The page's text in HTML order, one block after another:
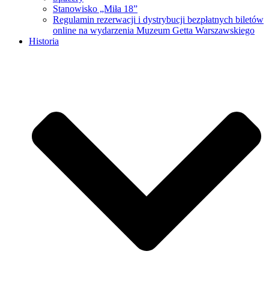
Stanowisko „Miła 18”
Regulamin rezerwacji i dystrybucji bezpłatnych biletów
online na wydarzenia Muzeum Getta Warszawskiego
Historia